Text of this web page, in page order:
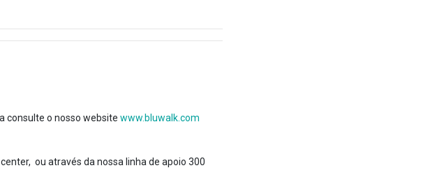
consulte o nosso website www.bluwalk.com
ou através da nossa linha de apoio 300